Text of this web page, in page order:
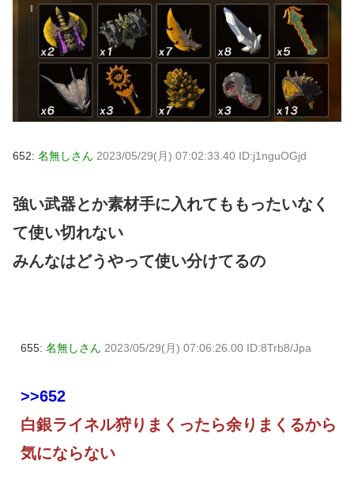
652: 名無しさん 2023/05/29(月) 07:02:33.40 ID:j1nguOGjd
強い武器とか素材手に入れてももったいなく
て使い切れない
みんなはどうやって使い分けてるの
655: 名無しさん 2023/05/29(月) 07:06:26.00 ID:8Trb8/Jpa
>>652
白銀ライネル狩りまくったら余りまくるから
気にならない